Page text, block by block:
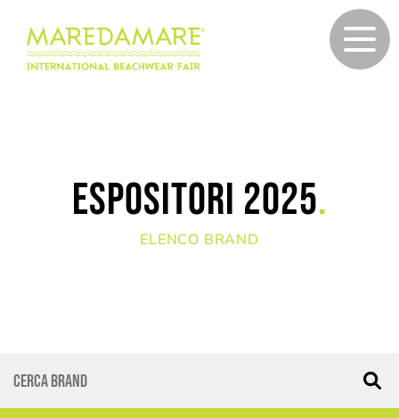
Espositori 2025.
ELENCO BRAND